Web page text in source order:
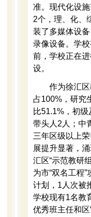
准。现代化设
2个，理、化、
装了多媒体设
录像设备。学
前，学校正在
设。
作为徐汇区教
占100%，研究
比51.1%，初
带头人2人；中
三年区级以上
展提升显著，
汇区“示范教研
为市“双名工程
计划，1人次被
学校现有1名教
优秀班主任和